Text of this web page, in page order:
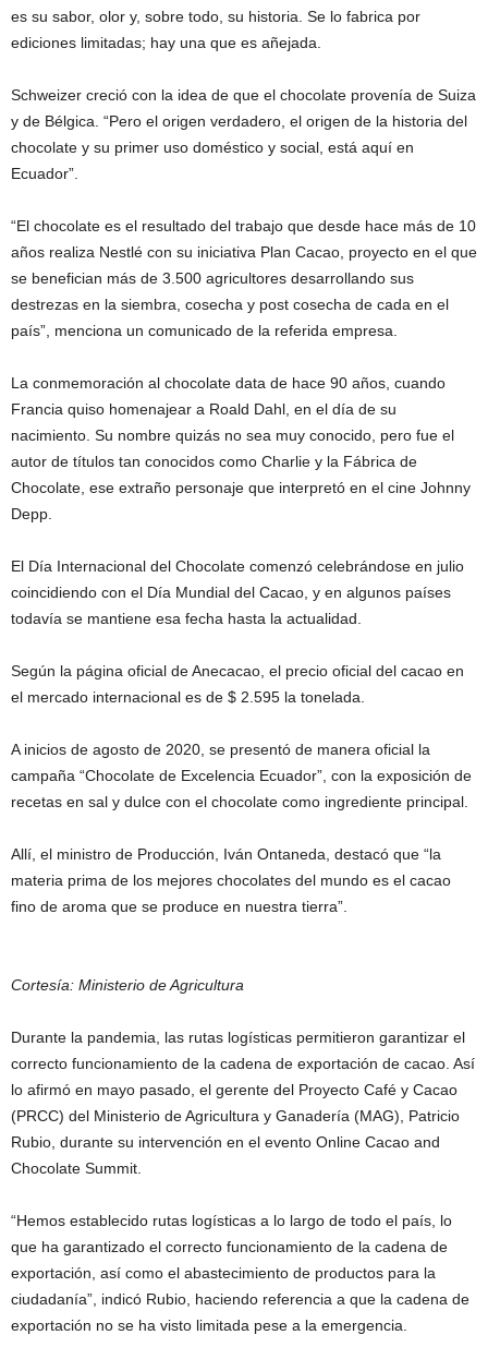
es su sabor, olor y, sobre todo, su historia. Se lo fabrica por
ediciones limitadas; hay una que es añejada.
Schweizer creció con la idea de que el chocolate provenía de Suiza
y de Bélgica. “Pero el origen verdadero, el origen de la historia del
chocolate y su primer uso doméstico y social, está aquí en
Ecuador”.
“El chocolate es el resultado del trabajo que desde hace más de 10
años realiza Nestlé con su iniciativa Plan Cacao, proyecto en el que
se benefician más de 3.500 agricultores desarrollando sus
destrezas en la siembra, cosecha y post cosecha de cada en el
país”, menciona un comunicado de la referida empresa.
La conmemoración al chocolate data de hace 90 años, cuando
Francia quiso homenajear a Roald Dahl, en el día de su
nacimiento. Su nombre quizás no sea muy conocido, pero fue el
autor de títulos tan conocidos como Charlie y la Fábrica de
Chocolate, ese extraño personaje que interpretó en el cine Johnny
Depp.
El Día Internacional del Chocolate comenzó celebrándose en julio
coincidiendo con el Día Mundial del Cacao, y en algunos países
todavía se mantiene esa fecha hasta la actualidad.
Según la página oficial de Anecacao, el precio oficial del cacao en
el mercado internacional es de $ 2.595 la tonelada.
A inicios de agosto de 2020, se presentó de manera oficial la
campaña “Chocolate de Excelencia Ecuador”, con la exposición de
recetas en sal y dulce con el chocolate como ingrediente principal.
Allí, el ministro de Producción, Iván Ontaneda, destacó que “la
materia prima de los mejores chocolates del mundo es el cacao
fino de aroma que se produce en nuestra tierra”.
Cortesía: Ministerio de Agricultura
Durante la pandemia, las rutas logísticas permitieron garantizar el
correcto funcionamiento de la cadena de exportación de cacao. Así
lo afirmó en mayo pasado, el gerente del Proyecto Café y Cacao
(PRCC) del Ministerio de Agricultura y Ganadería (MAG), Patricio
Rubio, durante su intervención en el evento Online Cacao and
Chocolate Summit.
“Hemos establecido rutas logísticas a lo largo de todo el país, lo
que ha garantizado el correcto funcionamiento de la cadena de
exportación, así como el abastecimiento de productos para la
ciudadanía”, indicó Rubio, haciendo referencia a que la cadena de
exportación no se ha visto limitada pese a la emergencia.